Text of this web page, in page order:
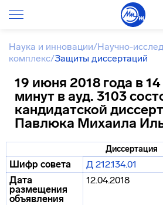
Наука и инновации/Научно-
комплекс/Защиты диссертаций
19 июня 2018 года в
минут в ауд. 3103
кандидатской
Павлюка Михаила
Диссертация
Шифр совета
Д 212.134.01
Дата
размещения
объявления
12.04.2018